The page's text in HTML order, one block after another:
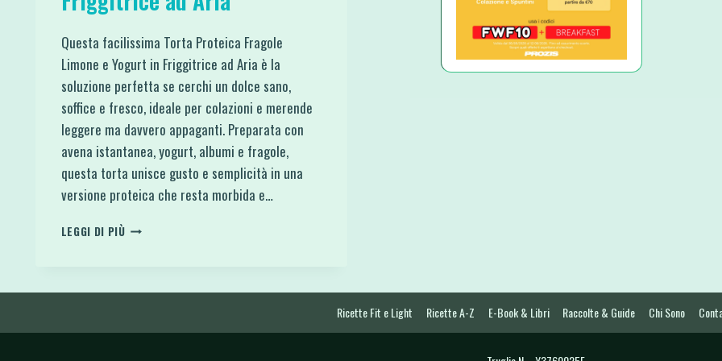
Questa facilissima Torta Proteica Fragole
Limone e Yogurt in Friggitrice ad Aria è la
soluzione perfetta se cerchi un dolce sano,
soffice e fresco, ideale per colazioni e merende
leggere ma davvero appaganti. Preparata con
avena istantanea, yogurt, albumi e fragole,
questa torta unisce gusto e semplicità in una
versione proteica che resta morbida e…
LEGGI DI PIÙTORTA
E
Ricette Fit e Light Ricette A-Z E-Book & Libri Raccolte & Guide Chi Sono